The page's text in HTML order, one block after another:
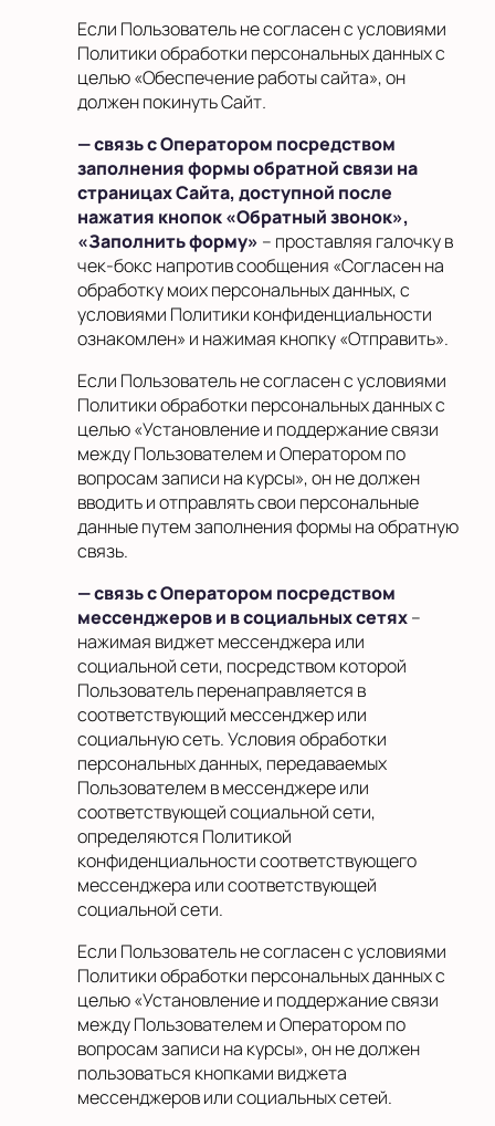
Если Пользователь не согласен с условиями
Политики обработки персональных данных с
целью «Обеспечение работы сайта», он
должен покинуть Сайт.
— связь с Оператором посредством
заполнения формы обратной связи на
страницах Сайта, доступной после
нажатия кнопок «Обратный звонок»,
«Заполнить форму» – проставляя галочку в
чек-бокс напротив сообщения «Согласен на
обработку моих персональных данных, с
условиями Политики конфиденциальности
ознакомлен» и нажимая кнопку «Отправить».
Если Пользователь не согласен с условиями
Политики обработки персональных данных с
целью «Установление и поддержание связи
между Пользователем и Оператором по
вопросам записи на курсы», он не должен
вводить и отправлять свои персональные
данные путем заполнения формы на обратную
связь.
— связь с Оператором посредством
мессенджеров и в социальных сетях–
нажимая виджет мессенджера или
социальной сети, посредством которой
Пользователь перенаправляется в
соответствующий мессенджер или
социальную сеть. Условия обработки
персональных данных, передаваемых
Пользователем в мессенджере или
соответствующей социальной сети,
определяются Политикой
конфиденциальности соответствующего
мессенджера или соответствующей
социальной сети.
Если Пользователь не согласен с условиями
Политики обработки персональных данных с
целью «Установление и поддержание связи
между Пользователем и Оператором по
вопросам записи на курсы», он не должен
пользоваться кнопками виджета
мессенджеров или социальных сетей.